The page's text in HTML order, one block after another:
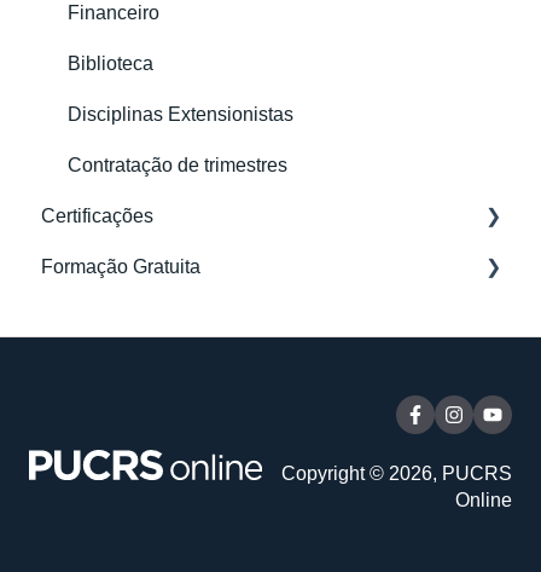
Financeiro
Biblioteca
Disciplinas Extensionistas
Contratação de trimestres
Certificações
Acesso e Conteúdo
Certificado
Formação Gratuita
Certificação
Copyright © 2026, PUCRS
Online